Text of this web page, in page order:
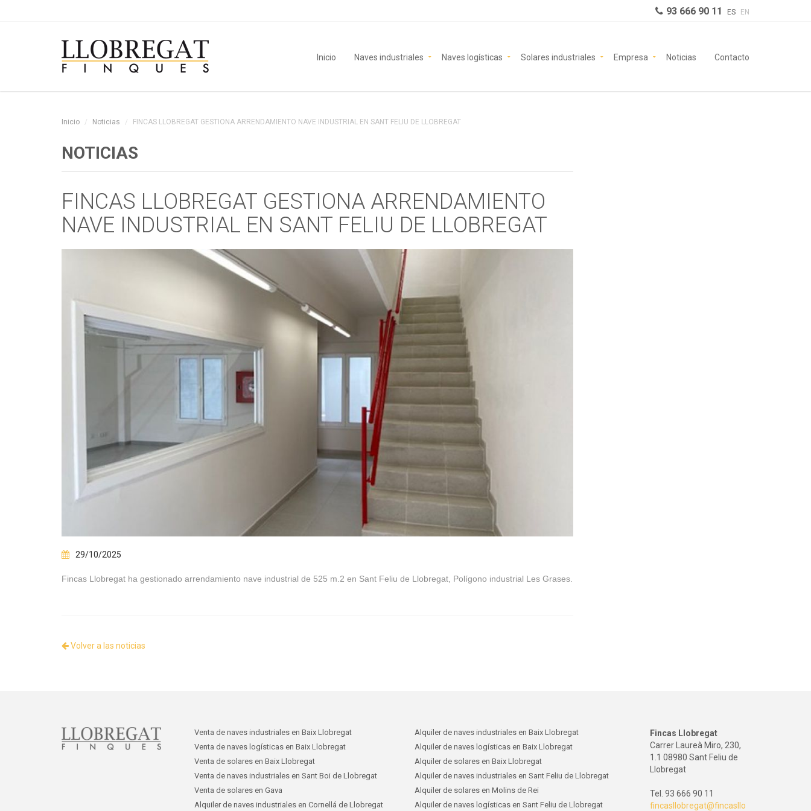
93 666 90 11 ES EN
Inicio Naves industriales Naves logísticas Solares industriales Empresa Noticias Contacto
Inicio Noticias FINCAS LLOBREGAT GESTIONA ARRENDAMIENTO NAVE INDUSTRIAL EN SANT FELIU DE LLOBREGAT
NOTICIAS
FINCAS LLOBREGAT GESTIONA ARRENDAMIENTO
NAVE INDUSTRIAL EN SANT FELIU DE LLOBREGAT
29/10/2025
Fincas Llobregat ha gestionado arrendamiento nave industrial de 525 m.2 en Sant Feliu de Llobregat, Polígono industrial Les Grases.
Volver a las noticias
Venta de naves industriales en Baix Llobregat
Venta de naves logísticas en Baix Llobregat
Venta de solares en Baix Llobregat
Venta de naves industriales en Sant Boi de Llobregat
Venta de solares en Gava
Alquiler de naves industriales en Cornellá de Llobregat
Alquiler de naves industriales en Baix Llobregat
Alquiler de naves logísticas en Baix Llobregat
Alquiler de solares en Baix Llobregat
Alquiler de naves industriales en Sant Feliu de Llobregat
Alquiler de solares en Molins de Rei
Alquiler de naves logísticas en Sant Feliu de Llobregat
Fincas Llobregat
Carrer Laureà Miro, 230,
1.1 08980 Sant Feliu de
Llobregat
Tel. 93 666 90 11
fincasllobregat@fincasllo